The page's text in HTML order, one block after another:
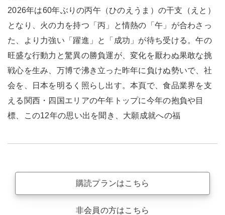
2026年は60年ぶりの丙午（ひのえうま）の干支（えと）
となり、火の力を持つ「丙」と情熱の「午」が合わさっ
た、より力強い「躍進」と「成功」が待ち受ける。午の
旺盛な行動力と驚異の勝負運が、変化を厭わぬ果敢な挑
戦心を生み、万博で沸き立った昨年に負けぬ勢いで、社
会を、日本を明るく照らし出す。本頁で、食品業界を支
える関西・四国エリアの午年トップに今年の抱負や目
標、この12年の思い出を聞き、大願成就への福
購読プランはこちら
非会員の方はこちら